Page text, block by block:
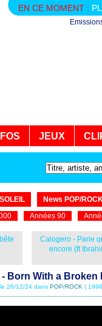
EN CE MOMENT :
JEUX
News POP/
Années 90
Calogero - Parie
encore (ft
Born With a Broken
26/12/24 dans POP/ROCK |